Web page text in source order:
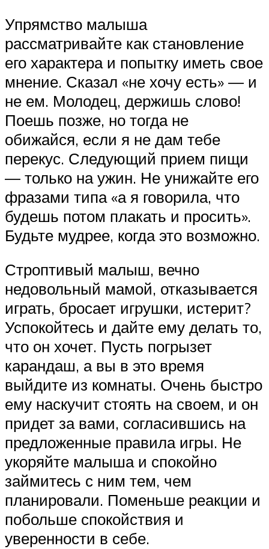
Упрямство малыша
рассматривайте как становление
его характера и попытку иметь свое
мнение. Сказал «не хочу есть» ― и
не ем. Молодец, держишь слово!
Поешь позже, но тогда не
обижайся, если я не дам тебе
перекус. Следующий прием пищи
― только на ужин. Не унижайте его
фразами типа «а я говорила, что
будешь потом плакать и просить».
Будьте мудрее, когда это возможно.
Строптивый малыш, вечно
недовольный мамой, отказывается
играть, бросает игрушки, истерит?
Успокойтесь и дайте ему делать то,
что он хочет. Пусть погрызет
карандаш, а вы в это время
выйдите из комнаты. Очень быстро
ему наскучит стоять на своем, и он
придет за вами, согласившись на
предложенные правила игры. Не
укоряйте малыша и спокойно
займитесь с ним тем, чем
планировали. Поменьше реакции и
побольше спокойствия и
уверенности в себе.